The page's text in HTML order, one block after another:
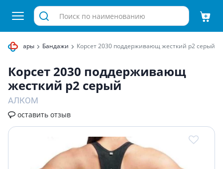
товары Бандажи Корсет 2030 поддерживающ жесткий р2 серый
Корсет 2030 поддерживающ
жесткий р2 серый
АЛКОМ
оставить отзыв